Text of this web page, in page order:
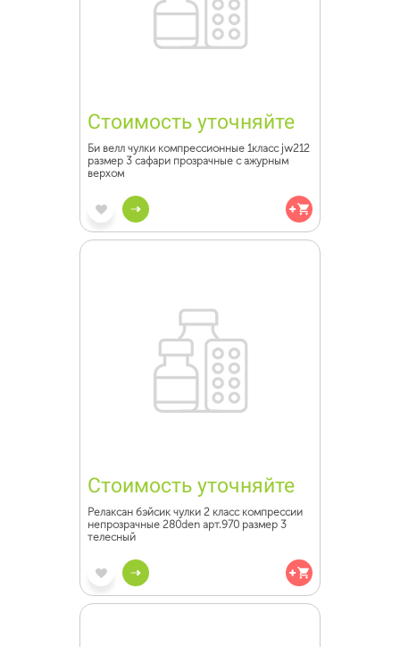
Стоимость уточняйте
Би велл чулки компрессионные 1класс jw212
размер 3 сафари прозрачные с ажурным
верхом
Стоимость уточняйте
Релаксан бэйсик чулки 2 класс компрессии
непрозрачные 280den арт.970 размер 3
телесный